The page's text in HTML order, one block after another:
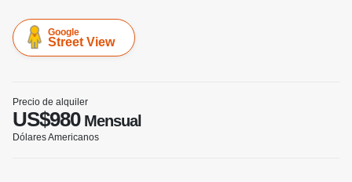
Google
Street View
Precio de alquiler
US$980Mensual
Dólares Americanos